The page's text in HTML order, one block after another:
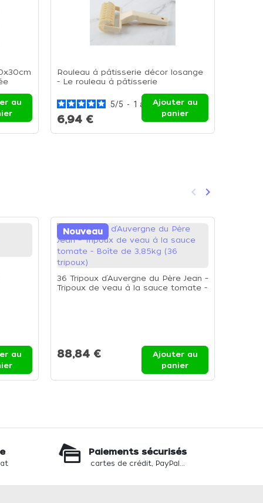
au
Rouleau à pâtisserie décor losange
- Le rouleau à pâtisserie
5/5 - 1 avis
6,94 €
Ajouter au
panier
Précédent
keyboard_arrow_left Suivant
keyboard_arrow_right
au
Nouveau
36 Tripoux d’Auvergne du Père Jean –
Tripoux de veau à la sauce tomate -
88,84 €
Ajouter au
panier
Paiements sécurisés
cartes de crédit, PayPal...